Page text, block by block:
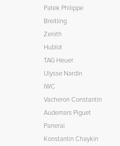
Patek Philippe
Breitling
Zenith
Hublot
TAG Heuer
Ulysse Nardin
IWC
Vacheron Constantin
Audemars Piguet
Panerai
Konstantin Chaykin